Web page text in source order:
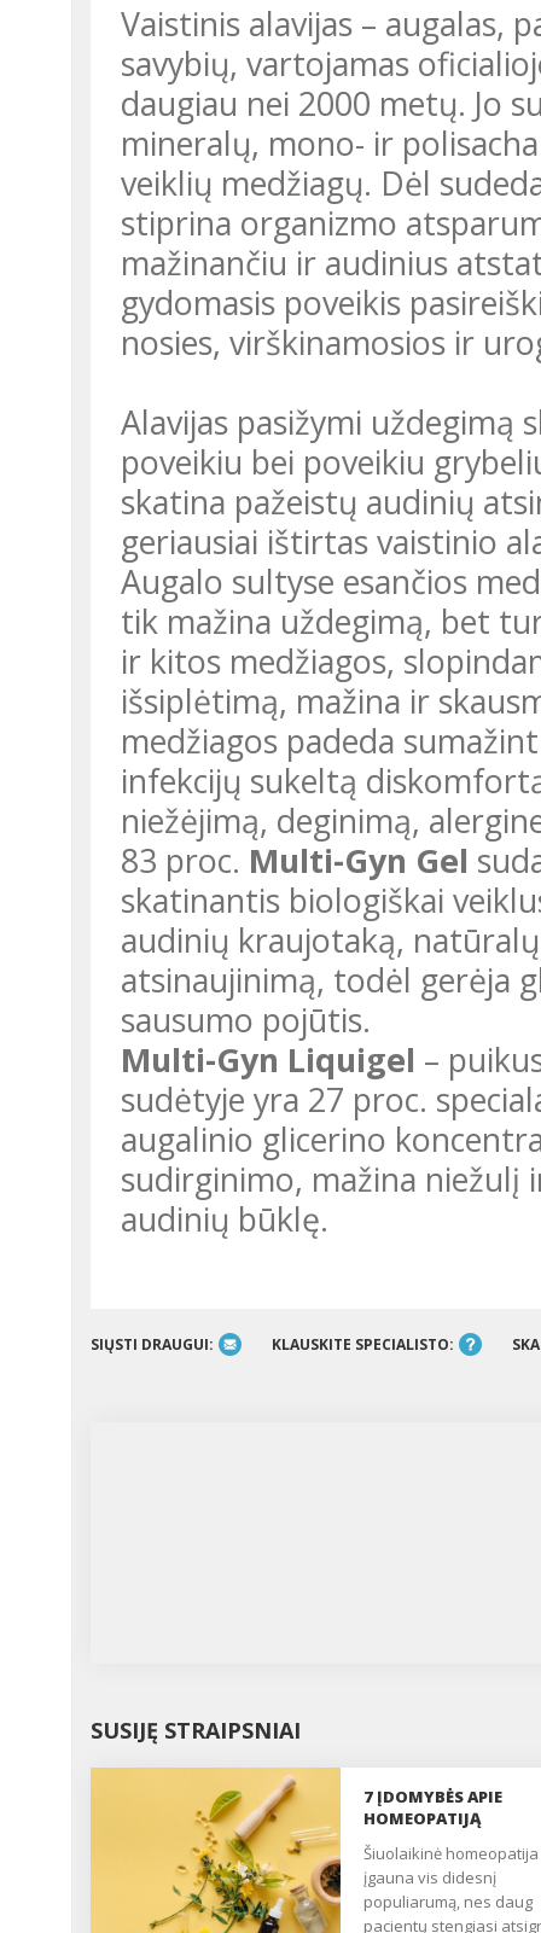
Vaistinis alavijas – augalas, pasižymintis daugeliu gydomųjų
savybių, vartojamas
daugiau nei 2000 metų. Jo
mineralų, mono- ir
veiklių medžiagų. Dėl
stiprina organizmo
mažinančiu ir audinius
gydomasis poveikis
nosies, virškinamosios ir
Alavijas pasižymi
poveikiu bei poveikiu
skatina pažeistų audinių
geriausiai ištirtas vaistinio
Augalo sultyse esančios
tik mažina uždegimą, bet
ir kitos medžiagos,
išsiplėtimą, mažina ir
medžiagos padeda
infekcijų sukeltą
niežėjimą, deginimą,
83 proc. Multi-Gyn Gel
skatinantis biologiškai
audinių kraujotaką,
atsinaujinimą, todėl gerėja
sausumo pojūtis.
Multi-Gyn Liquigel –
sudėtyje yra 27 proc.
augalinio glicerino
sudirginimo, mažina niežulį
audinių būklę.
SIŲSTI DRAUGUI: KLAUSKITE SPECIALISTO:
SUSIJĘ STRAIPSNIAI
7 ĮDOMYBĖS APIE
HOMEOPATIJĄ
Šiuolaikinė homeopatija
įgauna vis didesnį
populiarumą, nes daug
pacientų stengiasi